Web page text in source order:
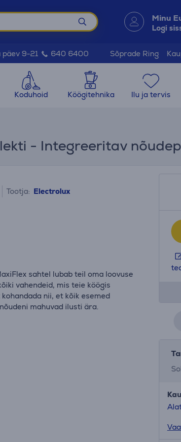
Minu
Logi
9-21 640 6400 Sõprade Ring
Koduhoid Köögitehnika Ilu ja tervis
- Integreeritav
Tootja: Electrolux
sahtel lubab teil oma loovuse
vahendeid, mis teie köögis
nii, et kõik esemed
mahuvad ilusti ära.